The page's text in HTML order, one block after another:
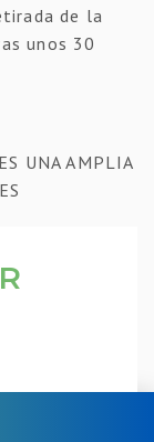
de la
unos 30
UNA AMPLIA